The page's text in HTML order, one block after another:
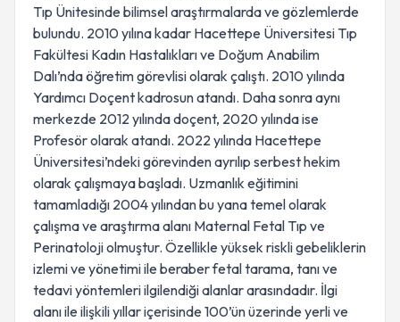
Tıp Ünitesinde bilimsel araştırmalarda ve gözlemlerde
bulundu. 2010 yılına kadar Hacettepe Üniversitesi Tıp
Fakültesi Kadın Hastalıkları ve Doğum Anabilim
Dalı’nda öğretim görevlisi olarak çalıştı. 2010 yılında
Yardımcı Doçent kadrosun atandı. Daha sonra aynı
merkezde 2012 yılında doçent, 2020 yılında ise
Profesör olarak atandı. 2022 yılında Hacettepe
Üniversitesi’ndeki görevinden ayrılıp serbest hekim
olarak çalışmaya başladı. Uzmanlık eğitimini
tamamladığı 2004 yılından bu yana temel olarak
çalışma ve araştırma alanı Maternal Fetal Tıp ve
Perinatoloji olmuştur. Özellikle yüksek riskli gebeliklerin
izlemi ve yönetimi ile beraber fetal tarama, tanı ve
tedavi yöntemleri ilgilendiği alanlar arasındadır. İlgi
alanı ile ilişkili yıllar içerisinde 100’ün üzerinde yerli ve